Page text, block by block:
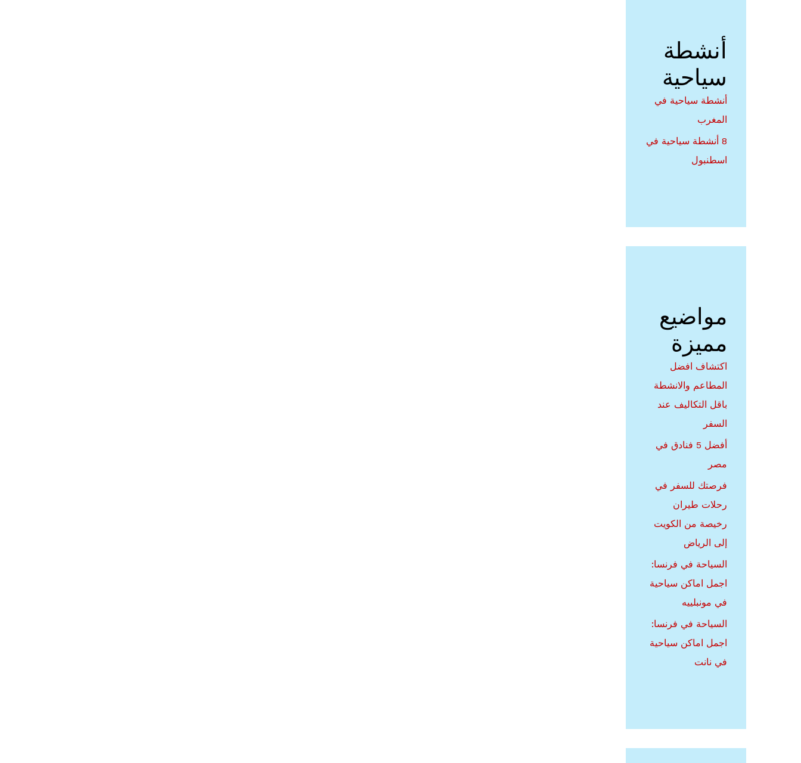
أنشطة
سياحية
أنشطة سياحية في
المغرب
8 أنشطة سياحية في
اسطنبول
مواضيع
مميزة
اكتشاف افضل
المطاعم والانشطة
باقل التكاليف عند
السفر
أفضل 5 فنادق في
مصر
فرصتك للسفر في
رحلات طيران
رخيصة من الكويت
إلى الرياض
السياحة في فرنسا:
اجمل اماكن سياحية
في مونبلييه
السياحة في فرنسا:
اجمل اماكن سياحية
في نانت